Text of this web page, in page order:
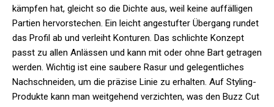
kämpfen hat, gleicht so die Dichte aus, weil keine auffälligen
Partien hervorstechen. Ein leicht angestufter Übergang rundet
das Profil ab und verleiht Konturen. Das schlichte Konzept
passt zu allen Anlässen und kann mit oder ohne Bart getragen
werden. Wichtig ist eine saubere Rasur und gelegentliches
Nachschneiden, um die präzise Linie zu erhalten. Auf Styling-
Produkte kann man weitgehend verzichten, was den Buzz Cut